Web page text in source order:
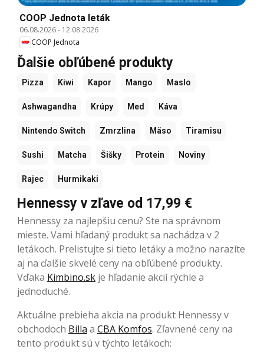
COOP Jednota leták
06.08.2026- 12.08.2026
COOP Jednota
Ďalšie obľúbené produkty
Pizza Kiwi Kapor Mango Maslo
Ashwagandha Krúpy Med Káva
Nintendo Switch Zmrzlina Mäso Tiramisu
Sushi Matcha Šišky Protein Noviny
Rajec Hurmikaki
Hennessy v zľave od 17,99 €
Hennessy za najlepšiu cenu? Ste na správnom
mieste. Vami hľadaný produkt sa nachádza v 2
letákoch. Prelistujte si tieto letáky a možno narazíte
aj na ďalšie skvelé ceny na obľúbené produkty.
Vďaka Kimbino.sk je hľadanie akcií rýchle a
jednoduché.
Aktuálne prebieha akcia na produkt Hennessy v
obchodoch Billa a CBA Komfos. Zľavnené ceny na
tento produkt sú v týchto letákoch: